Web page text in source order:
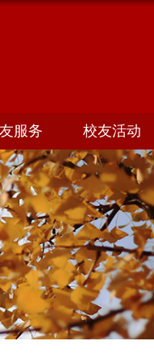
服务 校友活动